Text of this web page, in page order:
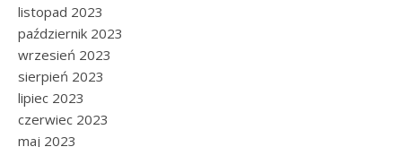
listopad 2023
październik 2023
wrzesień 2023
sierpień 2023
lipiec 2023
czerwiec 2023
maj 2023